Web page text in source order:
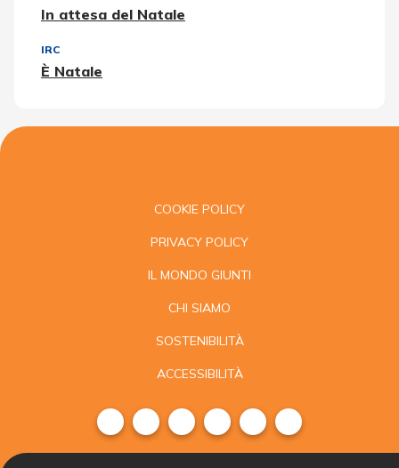
In attesa del Natale
IRC
È Natale
COOKIE POLICY
PRIVACY POLICY
IL MONDO GIUNTI
CHI SIAMO
SOSTENIBILITÀ
ACCESSIBILITÀ